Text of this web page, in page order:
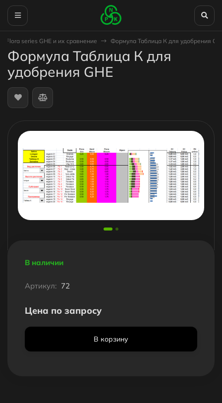
series GHE и их сравнение Формула Таблица К для удобрения
Формула Таблица К для
удобрения GHE
В наличии
Артикул: 72
Цена по запросу
В корзину